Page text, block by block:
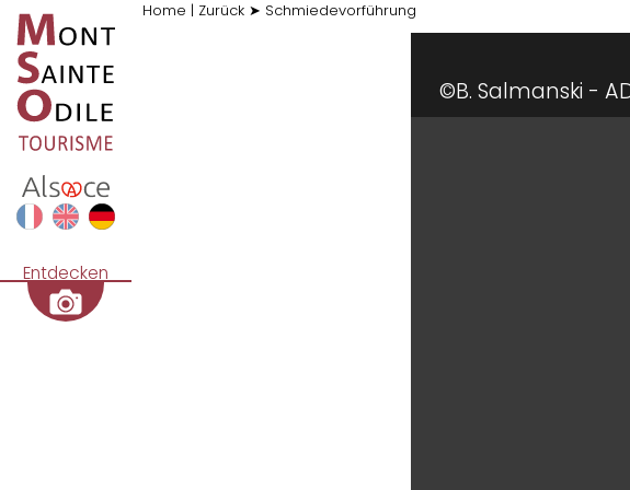
Home | Zurück ➤ Schmiedevorführung
Entdecken
©B. Salmanski - ADT